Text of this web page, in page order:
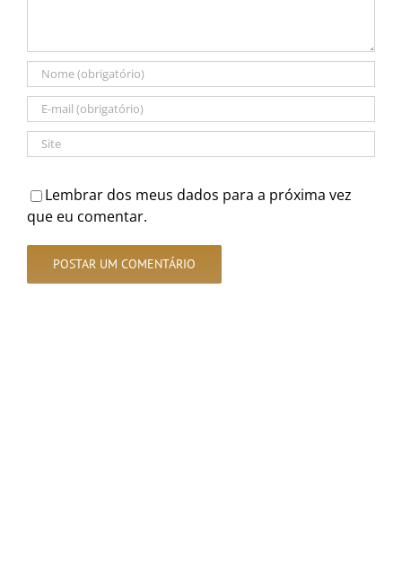
Lembrar dos meus dados para a próxima vez
que eu comentar.